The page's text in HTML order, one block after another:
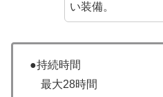
い装備。
●持続時間
最大28時間